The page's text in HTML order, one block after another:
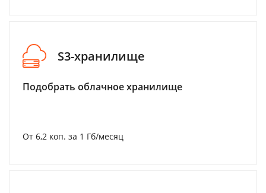
S3-хранилище
Подобрать облачное хранилище
От 6,2 коп. за 1 Гб/месяц